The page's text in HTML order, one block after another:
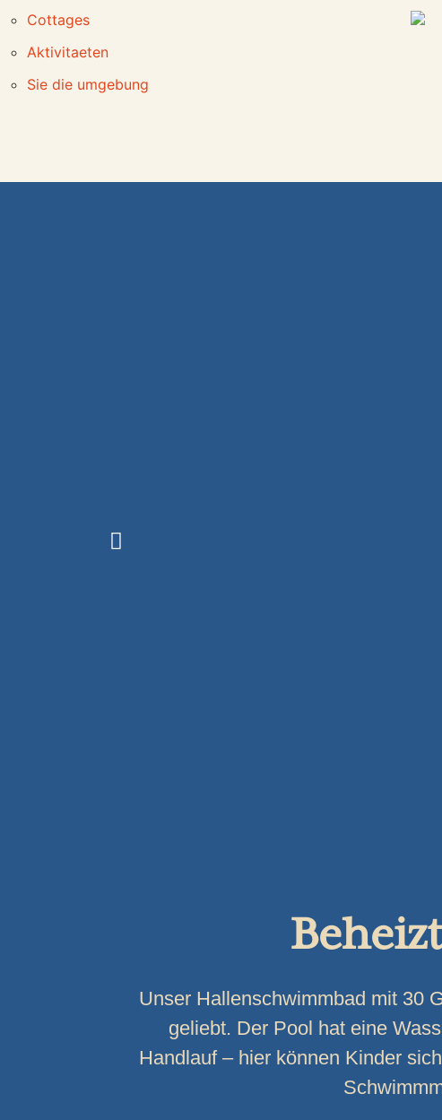
Cottages
Aktivitaeten
Sie die umgebung
Unser Hallenschwimmbad mit 30
geliebt. Der Pool hat eine
Handlauf – hier können Kinder